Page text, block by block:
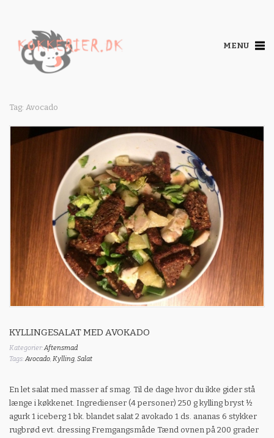
MENU
Tag: Avocado
KYLLINGESALAT MED AVOKADO
Kategorier:Aftensmad
Tags:Avocado, Kylling, Salat
En let salat med masser af smag. Til de dage hvor du ikke gider stå
længe i køkkenet. Ingredienser (4 personer) 250 g kylling bryst ½
agurk 1 iceberg 1 bk. blandet salat 2 avokado 1 ds. ananas 6 stykker
rugbrød evt. dressing Fremgangsmåde Tænd ovnen på 200 grader